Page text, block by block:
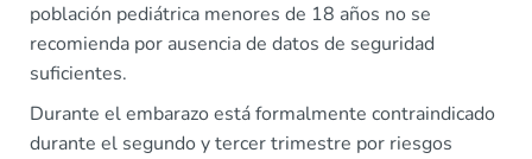
población pediátrica menores de 18 años no se
recomienda por ausencia de datos de seguridad
suficientes.
Durante el embarazo está formalmente contraindicado
durante el segundo y tercer trimestre por riesgos